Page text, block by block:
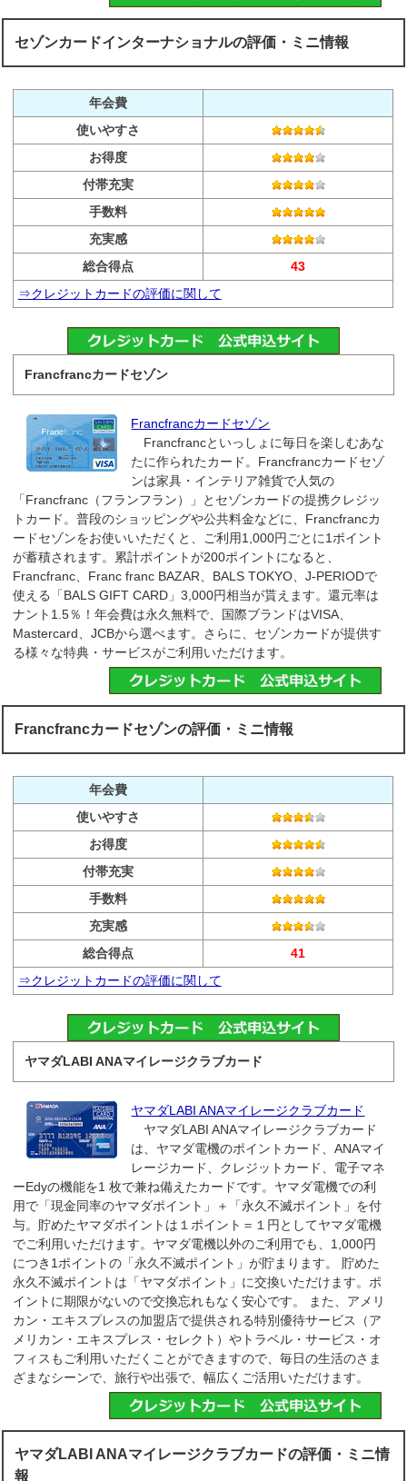
セゾンカードインターナショナルの評価・ミニ情報
年会費
使いやすさ
お得度
付帯充実
手数料
充実感
総合得点
43
⇒クレジットカードの評価に関して
Francfrancカードセゾン
Francfrancカードセゾン
Francfrancといっしょに毎日を楽しむあな
たに作られたカード。Francfrancカードセゾ
ンは家具・インテリア雑貨で人気の
「Francfranc（フランフラン）」とセゾンカードの提携クレジッ
トカード。普段のショッピングや公共料金などに、Francfrancカ
ードセゾンをお使いいただくと、ご利用1,000円ごとに1ポイント
が蓄積されます。累計ポイントが200ポイントになると、
Francfranc、Franc franc BAZAR、BALS TOKYO、J-PERIODで
使える「BALS GIFT CARD」3,000円相当が貰えます。還元率は
ナント1.5％！年会費は永久無料で、国際ブランドはVISA、
Mastercard、JCBから選べます。さらに、セゾンカードが提供す
る様々な特典・サービスがご利用いただけます。
Francfrancカードセゾンの評価・ミニ情報
年会費
使いやすさ
お得度
付帯充実
手数料
充実感
総合得点
41
⇒クレジットカードの評価に関して
ヤマダLABI ANAマイレージクラブカード
ヤマダLABI ANAマイレージクラブカード
ヤマダLABI ANAマイレージクラブカード
は、ヤマダ電機のポイントカード、ANAマイ
レージカード、クレジットカード、電子マネ
ーEdyの機能を1 枚で兼ね備えたカードです。ヤマダ電機での利
用で「現金同率のヤマダポイント」＋「永久不滅ポイント」を付
与。貯めたヤマダポイントは１ポイント＝１円としてヤマダ電機
でご利用いただけます。ヤマダ電機以外のご利用でも、1,000円
につき1ポイントの「永久不滅ポイント」が貯まります。 貯めた
永久不滅ポイントは「ヤマダポイント」に交換いただけます。ポ
イントに期限がないので交換忘れもなく安心です。 また、アメリ
カン・エキスプレスの加盟店で提供される特別優待サービス（ア
メリカン・エキスプレス・セレクト）やトラベル・サービス・オ
フィスもご利用いただくことができますので、毎日の生活のさま
ざまなシーンで、旅行や出張で、幅広くご活用いただけます。
ヤマダLABI ANAマイレージクラブカードの評価・ミニ情
報